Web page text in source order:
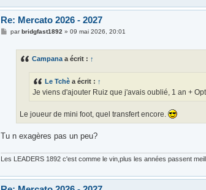
Re: Mercato 2026 - 2027
Mparbridgfast1892 »09 mai 2026, 20:01
Campanaa écrit : ↑
Le Tchè a écrit : ↑
Je viens d'ajouter Ruiz que j'avais oublié, 1 an +
Le joueur de mini foot, quel transfert encore.
Tu n exagères pas un peu?
Les LEADERS 1892 c'est comme le vin,plus les années passent